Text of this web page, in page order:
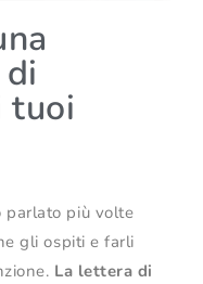
tuoi
parlato più volte
gli ospiti e farli
La lettera di